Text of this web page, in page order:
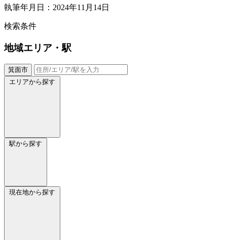
執筆年月日：2024年11月14日
検索条件
地域エリア・駅
箕面市
エリアから探す
駅から探す
現在地から探す